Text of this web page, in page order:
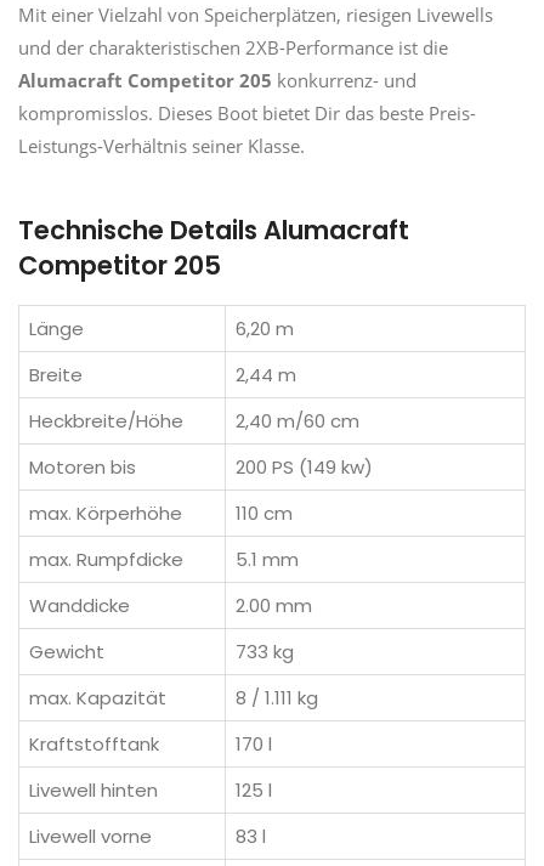
Mit einer Vielzahl von Speicherplätzen, riesigen Livewells
und der charakteristischen 2XB-Performance ist die
Alumacraft Competitor 205 konkurrenz- und
kompromisslos. Dieses Boot bietet Dir das beste Preis-
Leistungs-Verhältnis seiner Klasse.
Technische Details Alumacraft
Competitor 205
Länge
6,20 m
Breite
2,44 m
Heckbreite/Höhe
2,40 m/60 cm
Motoren bis
200 PS (149 kw)
max. Körperhöhe
110 cm
max. Rumpfdicke
5.1 mm
Wanddicke
2.00 mm
Gewicht
733 kg
max. Kapazität
8 / 1.111 kg
Kraftstofftank
170 l
Livewell hinten
125 l
Livewell vorne
83 l